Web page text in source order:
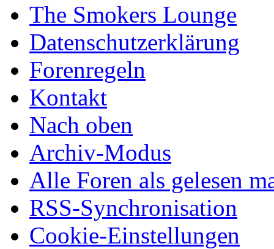
The Smokers Lounge
Datenschutzerklärung
Forenregeln
Kontakt
Nach oben
Archiv-Modus
Alle Foren als gelesen
RSS-Synchronisation
Cookie-Einstellungen